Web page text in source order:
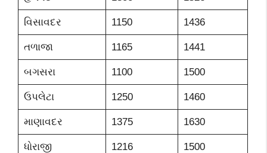
વિસાવદર 1150 1436
તળાજા 1165 1441
બગસરા 1100 1500
ઉપલેટા 1250 1460
માણાવદર 1375 1630
ધોરાજી 1216 1500